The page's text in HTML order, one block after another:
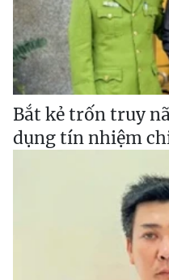
Bắt kẻ trốn truy
dụng tín nhiệm